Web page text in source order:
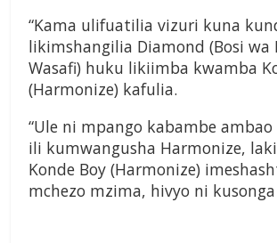
“Kama ulifuatilia vizuri kuna
likimshangilia Diamond (Bosi wa
Wasafi) huku likiimba kwamba
(Harmonize) kafulia.
“Ule ni mpango kabambe
ili kumwangusha Harmonize,
Konde Boy (Harmonize)
mchezo mzima, hivyo ni